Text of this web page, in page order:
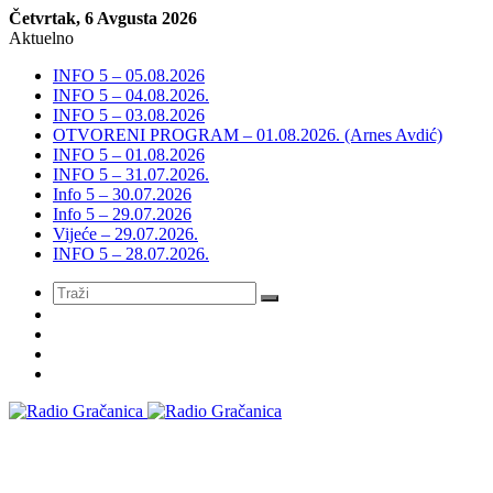
Četvrtak, 6 Avgusta 2026
Aktuelno
INFO 5 – 05.08.2026
INFO 5 – 04.08.2026.
INFO 5 – 03.08.2026
OTVORENI PROGRAM – 01.08.2026. (Arnes Avdić)
INFO 5 – 01.08.2026
INFO 5 – 31.07.2026.
Info 5 – 30.07.2026
Info 5 – 29.07.2026
Vijeće – 29.07.2026.
INFO 5 – 28.07.2026.
Meni